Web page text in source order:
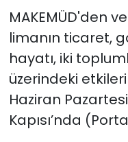
MAKEMÜD'den
limanın ticaret,
hayatı, iki
üzerindeki
Haziran Pazartesi
Kapısı’nda
YAŞAM
Yazarlar